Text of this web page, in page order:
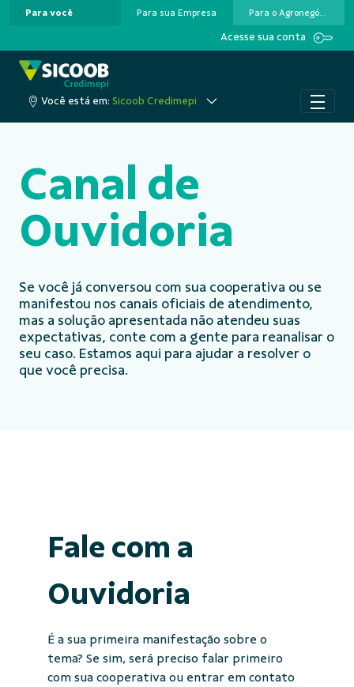
Pular para o Conteúdo principal
Para você Para sua Empresa Para o Agronegócio
Acesse sua conta
Você está em: Sicoob Credimepi
Canal de
Ouvidoria
Se você já conversou com sua cooperativa ou se
manifestou nos canais oficiais de atendimento,
mas a solução apresentada não atendeu suas
expectativas, conte com a gente para reanalisar o
seu caso. Estamos aqui para ajudar a resolver o
que você precisa.
Fale com a
Ouvidoria
É a sua primeira manifestação sobre o
tema? Se sim, será preciso falar primeiro
com sua cooperativa ou entrar em contato